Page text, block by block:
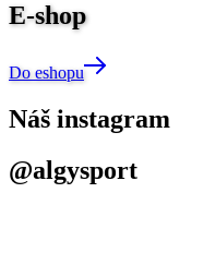
E-shop
Do eshopu
Náš instagram
@algysport